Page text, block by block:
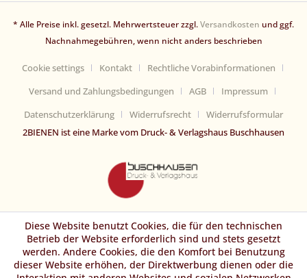
* Alle Preise inkl. gesetzl. Mehrwertsteuer zzgl.Versandkosten und ggf.
Nachnahmegebühren, wenn nicht anders beschrieben
Cookie settings Kontakt
Rechtliche Vorabinformationen
Versand und Zahlungsbedingungen
AGB
Impressum
Datenschutzerklärung
Widerrufsrecht
Widerrufsformular
2BIENEN ist eine Marke vom Druck- & Verlagshaus Buschhausen
Diese Website benutzt Cookies, die für den technischen
Betrieb der Website erforderlich sind und stets gesetzt
werden. Andere Cookies, die den Komfort bei Benutzung
dieser Website erhöhen, der Direktwerbung dienen oder die